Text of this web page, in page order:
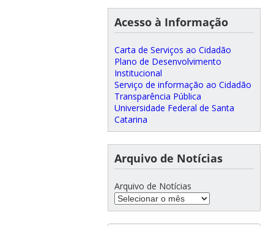
Acesso à Informação
Carta de Serviços ao Cidadão
Plano de Desenvolvimento
Institucional
Serviço de informação ao Cidadão
Transparência Pública
Universidade Federal de Santa
Catarina
Arquivo de Notícias
Arquivo de Notícias